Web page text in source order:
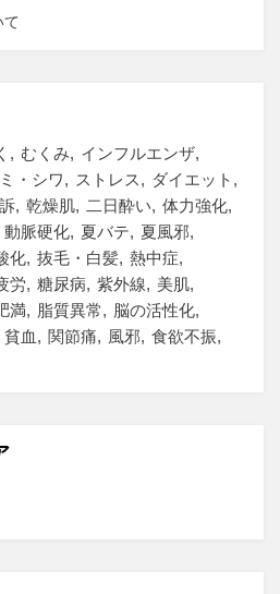
むくみ
インフルエンザ
・シワ ストレス
ダイエット
乾燥肌 二日酔い
体力強化
動脈硬化 夏バテ
夏風邪
化 抜毛・白髪 熱中症
労 糖尿病 紫外線
美肌
満 脂質異常
脳の活性化
貧血 関節痛 風邪 食欲不振